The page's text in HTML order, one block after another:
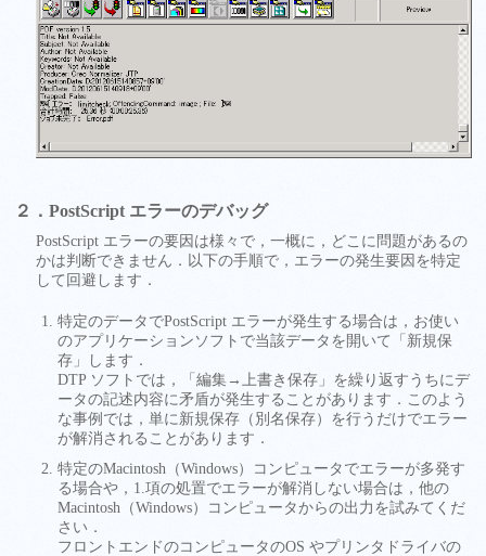
２．PostScript エラーのデバッグ
PostScript エラーの要因は様々で，一概に，どこに問題があるの
かは判断できません．以下の手順で，エラーの発生要因を特定
して回避します．
特定のデータでPostScript エラーが発生する場合は，お使い
のアプリケーションソフトで当該データを開いて「新規保
存」します．
DTP ソフトでは，「編集→上書き保存」を繰り返すうちにデ
ータの記述内容に矛盾が発生することがあります．このよう
な事例では，単に新規保存（別名保存）を行うだけでエラー
が解消されることがあります．
特定のMacintosh（Windows）コンピュータでエラーが多発す
る場合や，1.項の処置でエラーが解消しない場合は，他の
Macintosh（Windows）コンピュータからの出力を試みてくだ
さい．
フロントエンドのコンピュータのOS やプリンタドライバの